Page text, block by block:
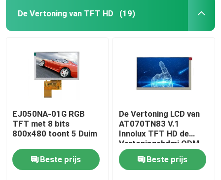
De Vertoning van TFT HD (19)
EJ050NA-01G RGB
TFT met 8 bits
800x480 toont 5 Duim
Beste prijs
De Vertoning LCD van
AT070TN83 V.1
Innolux TFT HD de
Vertoningshdmi ODM
van het 7 Duimtouche
screenBeste prijs